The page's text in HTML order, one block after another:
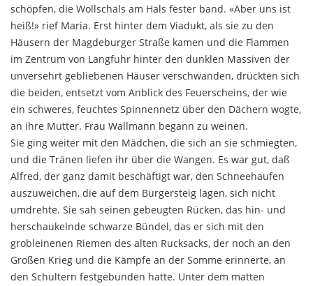
schöpfen, die Wollschals am Hals fester band. «Aber uns ist
heiß!» rief Maria. Erst hinter dem Viadukt, als sie zu den
Häusern der Magdeburger Straße kamen und die Flammen
im Zentrum von Langfuhr hinter den dunklen Massiven der
unversehrt gebliebenen Häuser verschwanden, drückten sich
die beiden, entsetzt vom Anblick des Feuerscheins, der wie
ein schweres, feuch­tes Spinnennetz über den Dächern wogte,
an ihre Mut­ter. Frau Wallmann begann zu weinen.
Sie ging weiter mit den Mädchen, die sich an sie schmiegten,
und die Tränen liefen ihr über die Wan­gen. Es war gut, daß
Alfred, der ganz damit beschäftigt war, den Schneehaufen
auszuweichen, die auf dem Bürgersteig lagen, sich nicht
umdrehte. Sie sah seinen gebeugten Rücken, das hin- und
herschaukelnde schwarze Bündel, das er sich mit den
grobleinenen Rie­men des alten Rucksacks, der noch an den
Großen Krieg und die Kämpfe an der Somme erinnerte, an
den Schultern festgebunden hatte. Unter dem matten